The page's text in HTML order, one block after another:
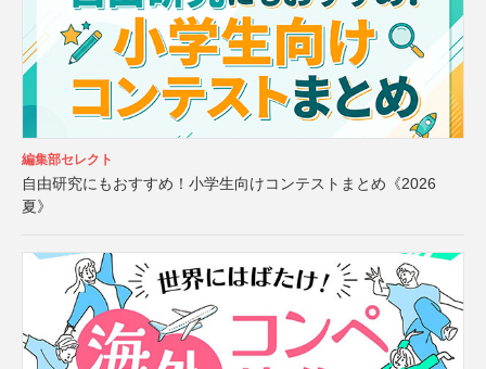
編集部セレクト
自由研究にもおすすめ！小学生向けコンテストまとめ《2026
夏》